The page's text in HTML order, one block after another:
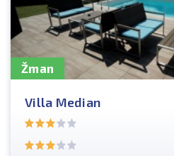
Žman
Villa Median